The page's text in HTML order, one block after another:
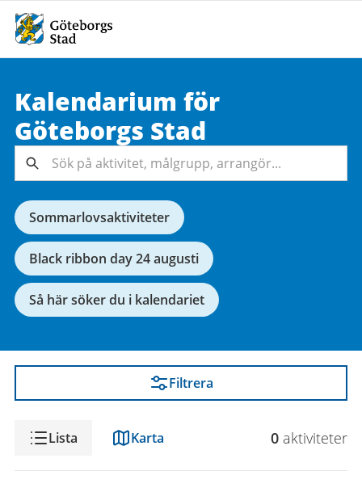
Kalendarium för
Göteborgs Stad
Sök på
aktivitet,
målgrupp,
arrangör...
Sök
Sommarlovsaktiviteter
Black ribbon day 24 augusti
Så här söker du i kalendariet
Filtrera
VisningLista Karta 0 aktiviteter